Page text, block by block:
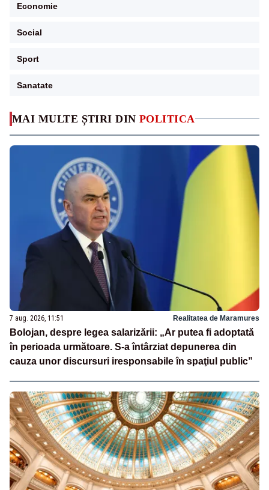
MAI MULTE ȘTIRI DIN POLITICA
7 aug. 2026, 11:51 Realitatea de Maramures
Bolojan, despre legea salarizării: „Ar putea fi adoptată
în perioada următoare. S-a întârziat depunerea din
cauza unor discursuri iresponsabile în spaţiul public”
Economie
Social
Sport
Sanatate